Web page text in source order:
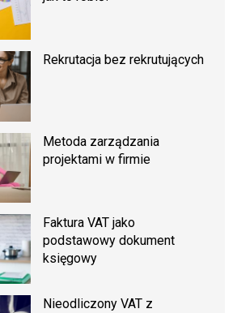
Rekrutacja bez rekrutujących
Metoda zarządzania
projektami w firmie
Faktura VAT jako
podstawowy dokument
księgowy
Nieodliczony VAT z